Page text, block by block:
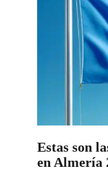
Estas son
en Almería